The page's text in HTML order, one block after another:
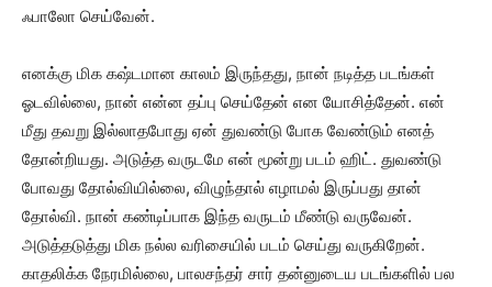
ஃபாலோ செய்வேன்.
எனக்கு மிக கஷ்டமான காலம் இருந்தது, நான் நடித்த படங்கள்
ஓடவில்லை, நான் என்ன தப்பு செய்தேன் என யோசித்தேன். என்
மீது தவறு இல்லாதபோது ஏன் துவண்டு போக வேண்டும் எனத்
தோன்றியது. அடுத்த வருடமே என் மூன்று படம் ஹிட். துவண்டு
போவது தோல்வியில்லை, விழுந்தால் எழாமல் இருப்பது தான்
தோல்வி. நான் கண்டிப்பாக இந்த வருடம் மீண்டு வருவேன்.
அடுத்தடுத்து மிக நல்ல வரிசையில் படம் செய்து வருகிறேன்.
காதலிக்க நேரமில்லை, பாலசந்தர் சார் தன்னுடைய படங்களில் பல